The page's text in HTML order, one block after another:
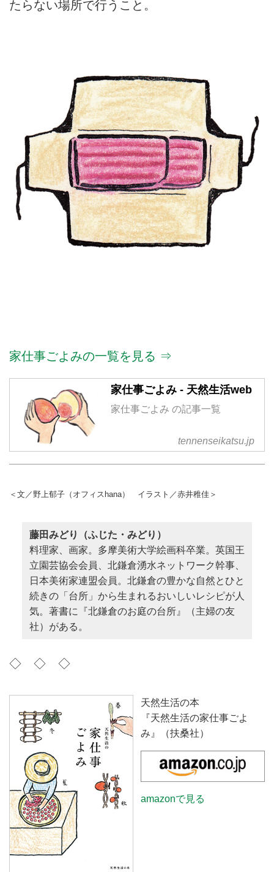
たらない場所で行うこと。
家仕事ごよみの一覧を見る ⇒
家仕事ごよみ - 天然生活web
家仕事ごよみ の記事一覧
tennenseikatsu.jp
＜文／野上郁子（オフィスhana） イラスト／赤井稚佳＞
藤田みどり（ふじた・みどり）
料理家、画家。多摩美術大学絵画科卒業。英国王
立園芸協会会員、北鎌倉湧水ネットワーク幹事、
日本美術家連盟会員。北鎌倉の豊かな自然とひと
続きの「台所」から生まれるおいしいレシピが人
気。著書に『北鎌倉のお庭の台所』（主婦の友
社）がある。
◇ ◇ ◇
天然生活の本
『天然生活の家仕事ごよ
み』（扶桑社）
amazonで見る